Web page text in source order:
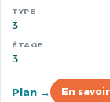
3
3
Plan → En